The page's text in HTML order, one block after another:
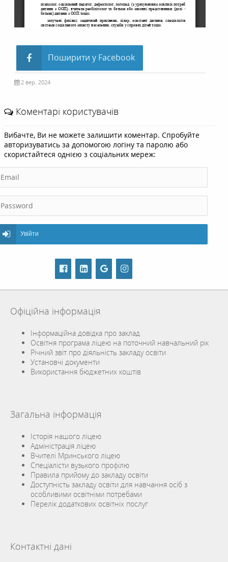
Поширити у Facebook
2 вер. 2024
Коментарі користувачів
Вибачте, Ви не можете залишити коментар. Спробуйте
авторизуватись за допомогою логіну та паролю або
скористайтеся однією з соціальних мереж:
Увійти
Офіційна інформація
Інформаційна довідка про заклад
Освітня програма ліцею на поточний навчальний рік
Річний звіт про діяльність закладу освіти
Установчі документи
Використання бюджетних коштів
Загальна інформація
Історія нашого ліцею
Адміністрація ліцею
Вчителі Мринського ліцею
Спеціалісти вузького профілю
Правила прийому до закладу освіти
Доступність закладу освіти для навчання осіб з
особливими освітніми потребами
Перелік додаткових освітніх послуг
Контактні дані